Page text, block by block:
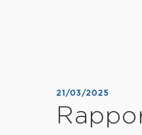
21/03/2025